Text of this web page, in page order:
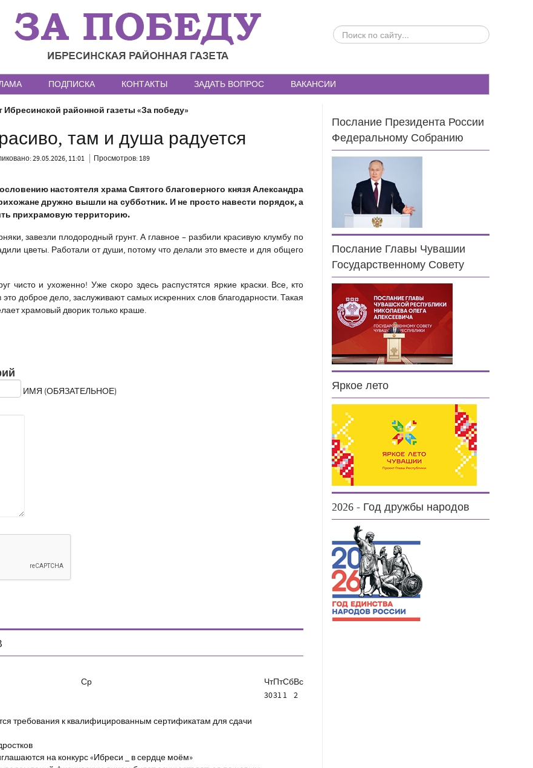
ПОИСК
ПО
ПОДПИСКА КОНТАКТЫ ЗАДАТЬ ВОПРОС ВАКАНСИИ
районной газеты «За победу»
там и душа радуется
29.05.2026, 11:01 Просмотров: 189
настоятеля храма Святого благоверного князя Александра
дружно вышли на субботник. И не просто навести порядок, а
прихрамовую территорию.
завезли плодородный грунт. А главное – разбили красивую клумбу по
цветы. Работали от души, потому что делали это вместе и для общего
чисто и ухоженно! Уже скоро здесь распустятся яркие краски. Все, кто
доброе дело, заслуживают самых искренних слов благодарности. Такая
храмовый дворик только краше.
ИМЯ (ОБЯЗАТЕЛЬНОЕ)
Ср ЧтПтСбВс
30311 2
требования к квалифицированным сертификатам для сдачи
на конкурс «Ибреси _ в сердце моём»
Послание Президента России
Федеральному Собранию
Послание Главы Чувашии
Государственному Совету
Яркое лето
2026 - Год дружбы народов